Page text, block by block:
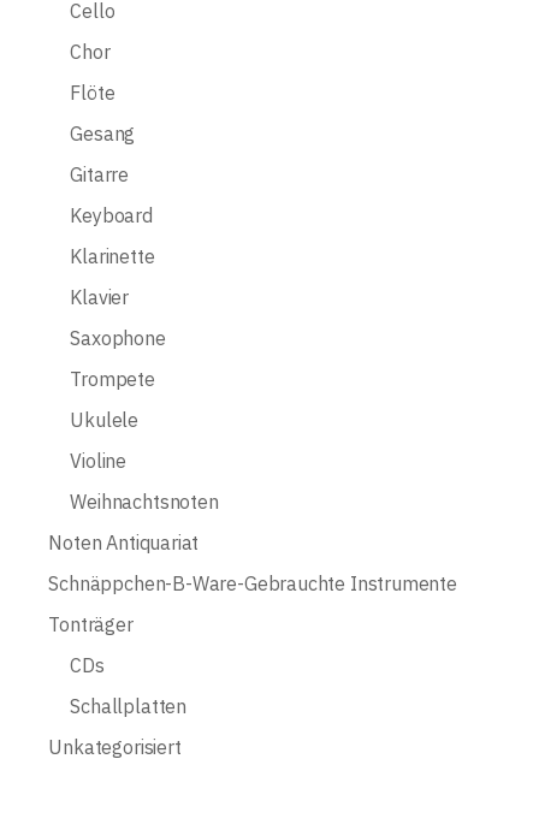
Cello
Chor
Flöte
Gesang
Gitarre
Keyboard
Klarinette
Klavier
Saxophone
Trompete
Ukulele
Violine
Weihnachtsnoten
Noten Antiquariat
Schnäppchen-B-Ware-Gebrauchte Instrumente
Tonträger
CDs
Schallplatten
Unkategorisiert